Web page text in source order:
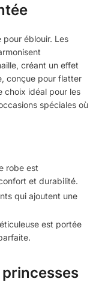
éblouir. Les
créant un effet
conçue pour flatter
choix idéal pour les
spéciales où
robe est
et durabilité.
qui ajoutent une
est portée